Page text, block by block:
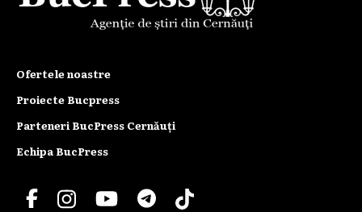
Ofertele noastre
Proiecte Bucpress
Parteneri BucPress Cernăuți
Echipa BucPress